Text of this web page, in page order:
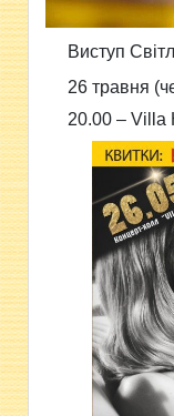
Виступ
26 травня
20.00 –Villa